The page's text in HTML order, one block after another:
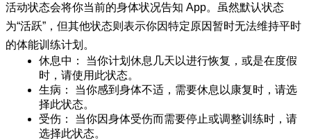
活动状态会将你当前的身体状况告知 App。虽然默认状态
为“活跃”，但其他状态则表示你因特定原因暂时无法维持平时
的体能训练计划。
休息中：
当你计划休息几天以进行恢复，或是在度假
时，请使用此状态。
生病：
当你感到身体不适，需要休息以康复时，请选
择此状态。
受伤：
当你因身体受伤而需要停止或调整训练时，请
选择此状态。